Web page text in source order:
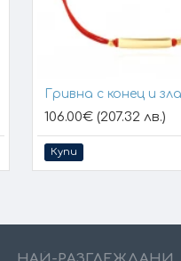
106.00€ (207.32 лв.)
Купи